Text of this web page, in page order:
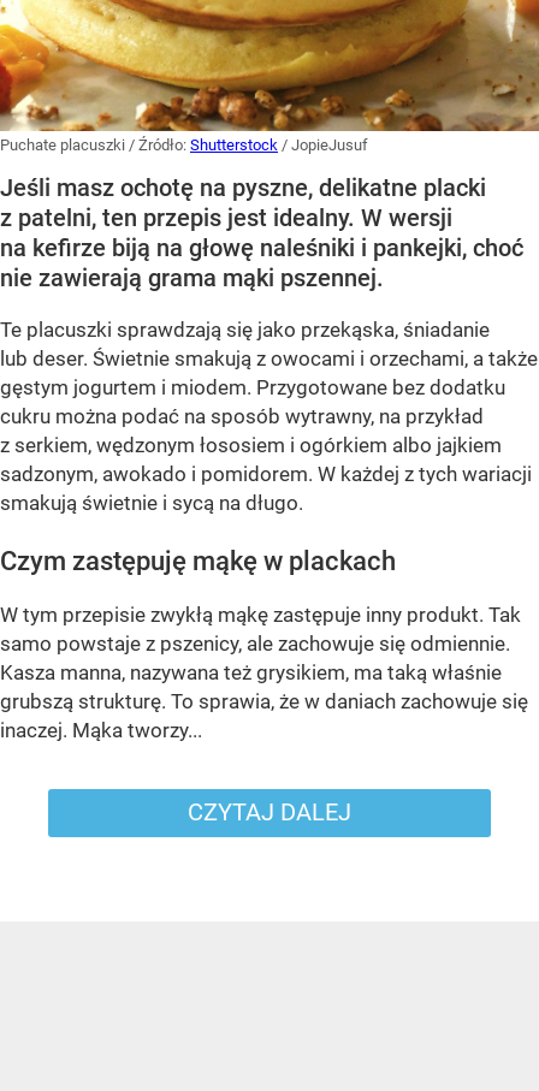
Puchate placuszki / Źródło: Shutterstock / JopieJusuf
Jeśli masz ochotę na pyszne, delikatne placki
z patelni, ten przepis jest idealny. W wersji
na kefirze biją na głowę naleśniki i pankejki, choć
nie zawierają grama mąki pszennej.
Te placuszki sprawdzają się jako przekąska, śniadanie
lub deser. Świetnie smakują z owocami i orzechami, a także
gęstym jogurtem i miodem. Przygotowane bez dodatku
cukru można podać na sposób wytrawny, na przykład
z serkiem, wędzonym łososiem i ogórkiem albo jajkiem
sadzonym, awokado i pomidorem. W każdej z tych wariacji
smakują świetnie i sycą na długo.
Czym zastępuję mąkę w plackach
W tym przepisie zwykłą mąkę zastępuje inny produkt. Tak
samo powstaje z pszenicy, ale zachowuje się odmiennie.
Kasza manna, nazywana też grysikiem, ma taką właśnie
grubszą strukturę. To sprawia, że w daniach zachowuje się
inaczej. Mąka tworzy...
CZYTAJ DALEJ